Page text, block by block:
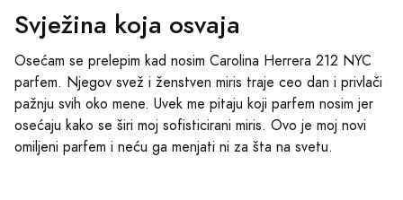
Svježina koja osvaja
Osećam se prelepim kad nosim Carolina Herrera 212 NYC
parfem. Njegov svež i ženstven miris traje ceo dan i privlači
pažnju svih oko mene. Uvek me pitaju koji parfem nosim jer
osećaju kako se širi moj sofisticirani miris. Ovo je moj novi
omiljeni parfem i neću ga menjati ni za šta na svetu.